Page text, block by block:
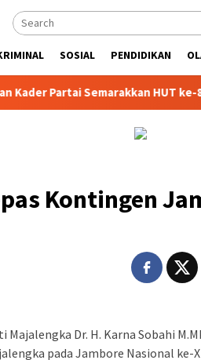
SOSIAL PENDIDIKAN
Semarakkan HUT ke-81 RI
Kontingen
Dr. H. Karna Sobahi
pada Jambore Nasional ke-